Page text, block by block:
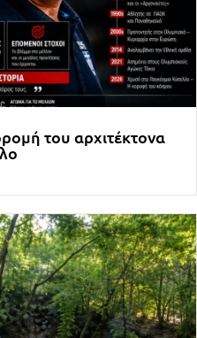
του αρχιτέκτονα